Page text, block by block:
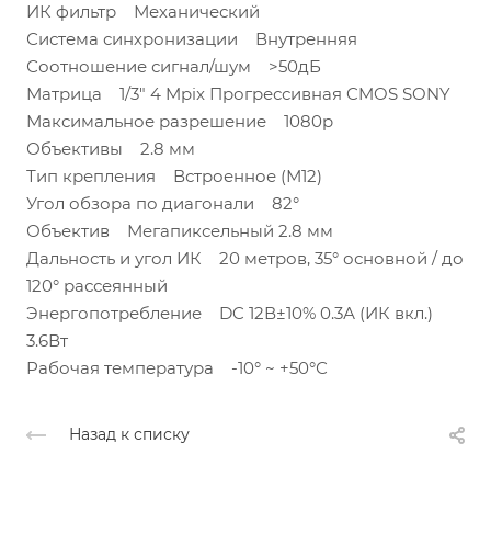
ИК фильтр Механический
Система синхронизации Внутренняя
Соотношение сигнал/шум >50дБ
Матрица 1/3" 4 Mpix Прогрессивная CMOS SONY
Максимальное разрешение 1080p
Объективы 2.8 мм
Тип крепления Встроенное (М12)
Угол обзора по диагонали 82°
Объектив Мегапиксельный 2.8 мм
Дальность и угол ИК 20 метров, 35° основной / до
120° рассеянный
Энергопотребление DC 12В±10% 0.3А (ИК вкл.)
3.6Вт
Рабочая температура -10° ~ +50°С
Назад к списку